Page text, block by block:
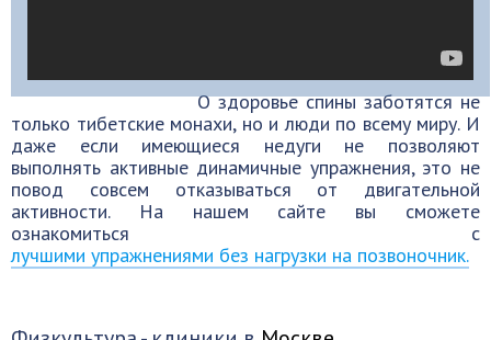
О здоровье спины заботятся не
только тибетские монахи, но и люди по всему миру. И
даже если имеющиеся недуги не позволяют
выполнять активные динамичные упражнения, это не
повод совсем отказываться от двигательной
активности. На нашем сайте вы сможете
ознакомиться с
лучшими упражнениями без нагрузки на позвоночник.